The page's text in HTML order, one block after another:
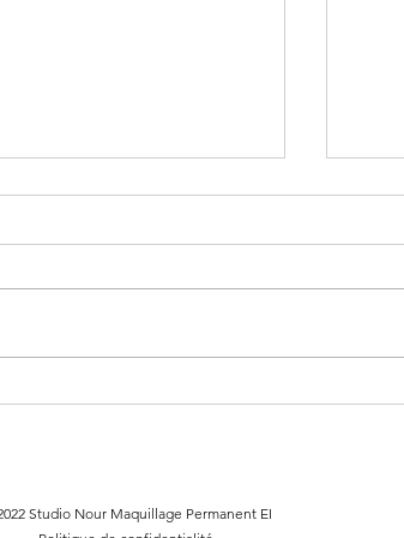
Studio Nour Maquillage Permanent EI